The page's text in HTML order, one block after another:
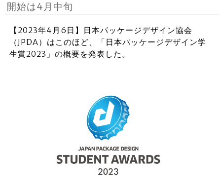
開始は4月中旬
【2023年4月6日】日本パッケージデザイン協会
（JPDA）はこのほど、「日本パッケージデザイン学
生賞2023」の概要を発表した。